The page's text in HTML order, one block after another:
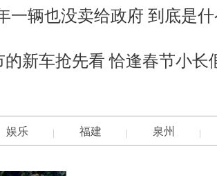
一辆也没卖给政府 到底是
的新车抢先看 恰逢春节小长
娱乐 福建 泉州